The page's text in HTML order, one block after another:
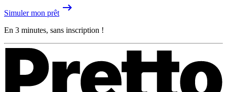
Simuler mon prêt
En 3 minutes, sans inscription !